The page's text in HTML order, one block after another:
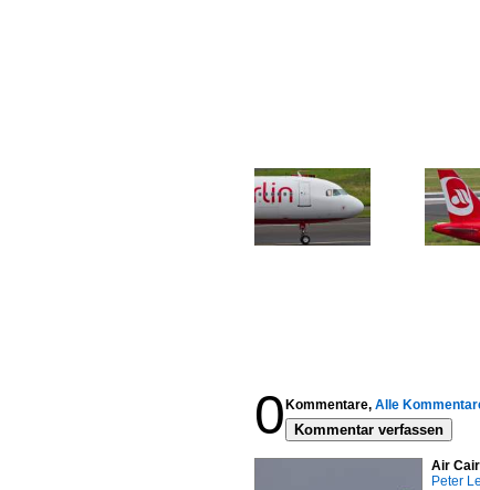
0 Kommentare, Alle
Kommentar verfassen
Air
Peter